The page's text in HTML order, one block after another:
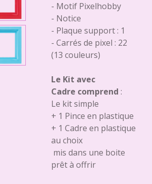
- Motif Pixelhobby
- Notice
- Plaque support : 1
- Carrés de pixel : 22
(13 couleurs)
Le Kit avec
Cadre comprend :
Le kit simple
+ 1 Pince en plastique
+ 1 Cadre en plastique
au choix
mis dans une boite
prêt à offrir